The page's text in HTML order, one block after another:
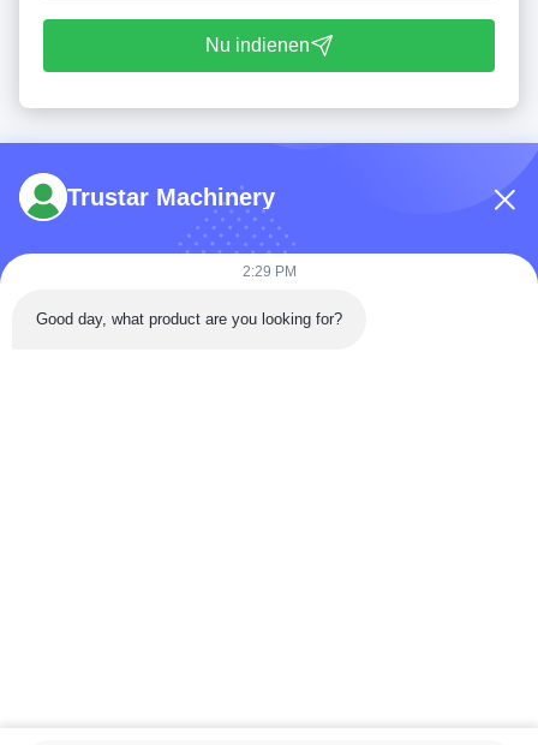
Nu indienen
Trustar Machinery
2:29 PM
Good day, what product are you looking for?